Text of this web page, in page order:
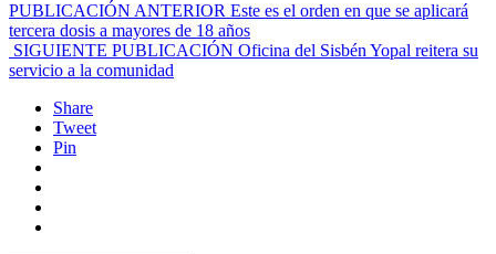
PUBLICACIÓN ANTERIOR Este es el orden en que se aplicará
tercera dosis a mayores de 18 años
SIGUIENTE PUBLICACIÓN Oficina del Sisbén Yopal reitera su
servicio a la comunidad
Share
Tweet
Pin